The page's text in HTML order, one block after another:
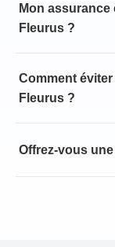
Mon
Fleurus ?
Comment
Fleurus ?
Offrez-vous